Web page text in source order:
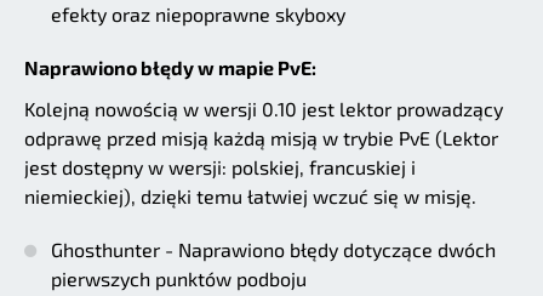
efekty oraz niepoprawne skyboxy
Naprawiono błędy w mapie PvE:
Kolejną nowością w wersji 0.10 jest lektor prowadzący
odprawę przed misją każdą misją w trybie PvE (Lektor
jest dostępny w wersji: polskiej, francuskiej i
niemieckiej), dzięki temu łatwiej wczuć się w misję.
Ghosthunter - Naprawiono błędy dotyczące dwóch
pierwszych punktów podboju